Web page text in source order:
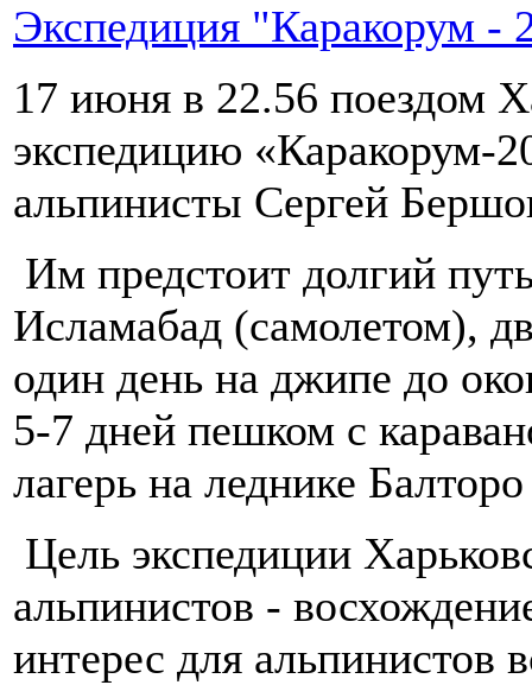
Экспедиция "Каракорум -
17 июня в 22.56 поездом
экспедицию «Каракорум-
альпинисты Сергей
Им предстоит долгий
Исламабад (самолетом),
один день на джипе до
5-7 дней пешком с
лагерь на леднике
Цель экспедиции
альпинистов -
интерес для альпинистов